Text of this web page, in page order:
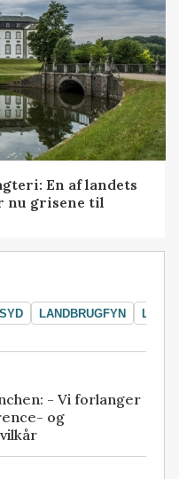
En af landets
nu grisene til
LANDBRUGFYN
- Vi forlanger
og